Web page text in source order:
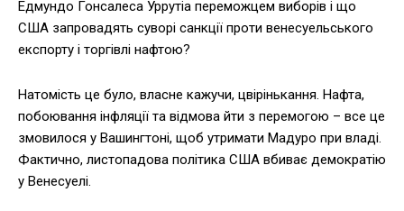
Едмундо Гонсалеса Уррутіа переможцем виборів і що
США запровадять суворі санкції проти венесуельського
експорту і торгівлі нафтою?
Натомість це було, власне кажучи, цвірінькання. Нафта,
побоювання інфляції та відмова йти з перемогою – все це
змовилося у Вашингтоні, щоб утримати Мадуро при владі.
Фактично, листопадова політика США вбиває демократію
у Венесуелі.